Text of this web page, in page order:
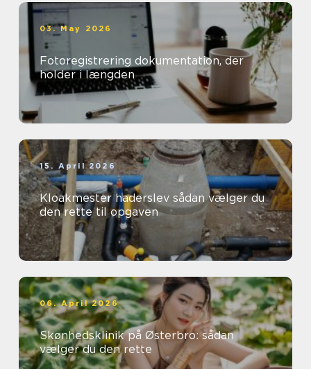
03. May 2026
Fotoregistrering dokumentation, der
holder i længden
15. April 2026
Kloakmester haderslev sådan vælger du
den rette til opgaven
06. April 2026
Skønhedsklinik på Østerbro: sådan
vælger du den rette